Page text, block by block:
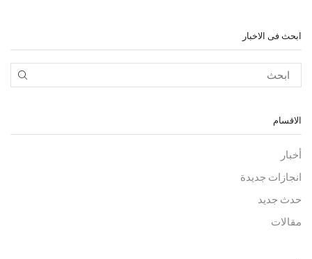
ابحث فى الاخبار
الاقسام
أخبار
انجازات جديدة
حدث جديد
مقالات